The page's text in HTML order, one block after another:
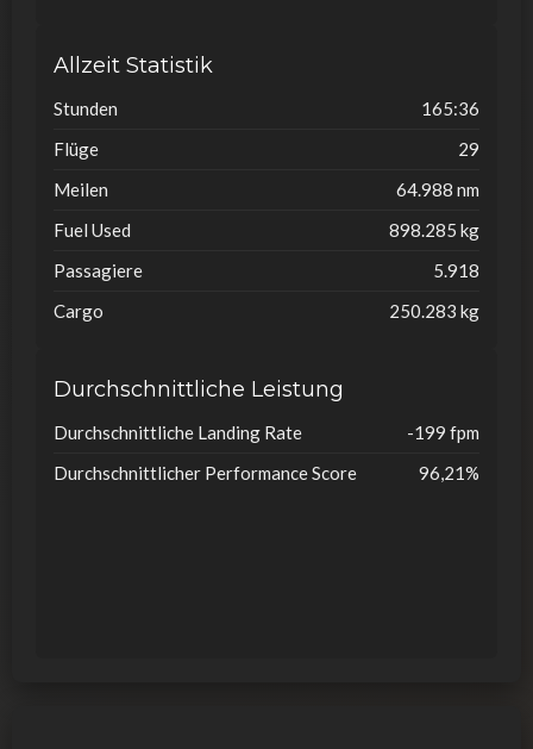
Allzeit Statistik
Stunden
165:36
Flüge
29
Meilen
64.988 nm
Fuel Used
898.285 kg
Passagiere
5.918
Cargo
250.283 kg
Durchschnittliche Leistung
Durchschnittliche Landing Rate
-199 fpm
Durchschnittlicher Performance Score
96,21%